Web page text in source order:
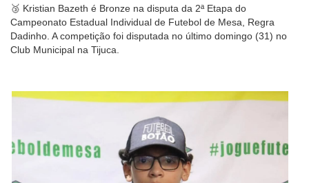
🥉 Kristian Bazeth é Bronze na disputa da 2ª Etapa do
Campeonato Estadual Individual de Futebol de Mesa, Regra
Dadinho. A competição foi disputada no último domingo (31) no
Club Municipal na Tijuca.